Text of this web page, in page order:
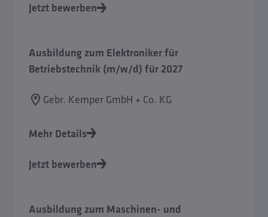
Jetzt bewerben
Ausbildung zum Elektroniker für
Betriebstechnik (m/w/d) für 2027
Gebr. Kemper GmbH + Co. KG
Mehr Details
Jetzt bewerben
Ausbildung zum Maschinen- und